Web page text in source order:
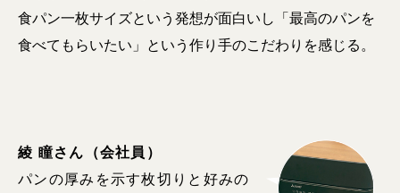
食パン一枚サイズという発想が面白いし「最高のパンを
食べてもらいたい」という作り手のこだわりを感じる。
綾 瞳さん（会社員）
パンの厚みを示す枚切りと好みの